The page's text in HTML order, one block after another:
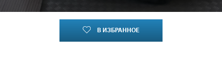
В ИЗБРАННОЕ